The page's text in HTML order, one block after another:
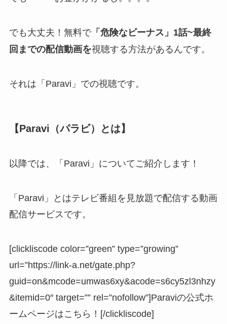
でも大丈夫！無料で「危険なビーナス」1話~最終
回までの配信動画を視聴する方法があるんです。
それは「Paravi」での視聴です。
【Paravi（パラビ）とは】
以降では、「Paravi」についてご紹介します！
「Paravi」とはテレビ番組を見放題で配信する動画
配信サービスです。
[clickliscode color=”green” type=”growing”
url=”https://link-a.net/gate.php?
guid=on&mcode=umwas6xy&acode=s6cy5zl3nhzy
&itemid=0″ target=”” rel=”nofollow”]Paraviの公式ホ
ームページはこちら！[/clickliscode]